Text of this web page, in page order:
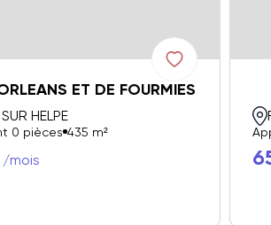
ET DE FOURMIES
HELPE
0 pièces 435 m²
/mois